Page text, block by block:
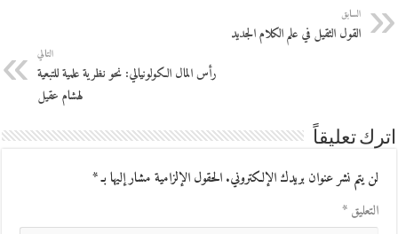
السابق
القول الثقيل في علم الكلام الجديد
التالي
رأس المال الكولونيالي: نحو نظرية علمية للتبعية
لهشام عقيل
اترك تعليقاً
لن يتم نشر عنوان بريدك الإلكتروني.الحقول الإلزامية مشار إليها بـ*
التعليق*